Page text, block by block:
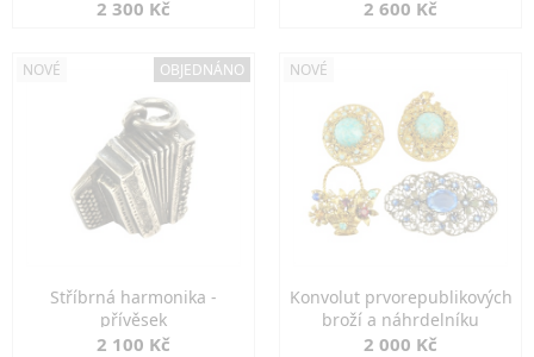
2 300 Kč
spinelem
2 600 Kč
NOVÉ OBJEDNÁNO
Stříbrná harmonika -
přívěsek
2 100 Kč
NOVÉ
Konvolut prvorepublikových
broží a náhrdelníku
2 000 Kč